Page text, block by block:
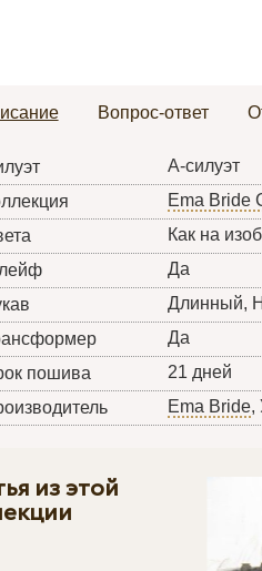
Вопрос-ответ
А-силуэт
Ema Bride
Как на
Да
Длинный,
Да
пошива
21 дней
Ema Bride,
из этой